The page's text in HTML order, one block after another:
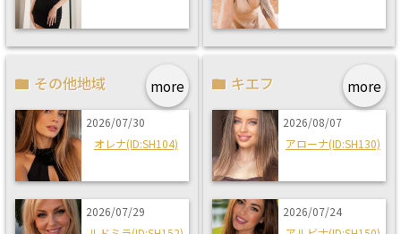
more
その他地域
2026/07/30
オレナ(ID:SH104)
2026/07/29
more
キエフ
2026/08/07
アローナ(ID:SH130)
2026/07/24